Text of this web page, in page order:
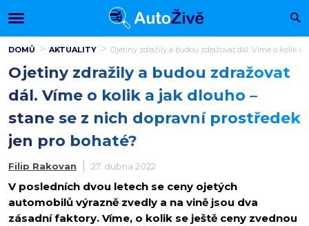
DOMŮ AKTUALITY Ojetiny zdražily a budou zdražovat dál. Víme o kolik
Ojetiny zdražily a budou zdražovat
dál. Víme o kolik a jak dlouho –
stane se z nich dopravní prostředek
jen pro bohaté?
Filip Rakovan 27. dubna 2022
V posledních dvou letech se ceny ojetých
automobilů výrazně zvedly a na vině jsou dva
zásadní faktory. Víme, o kolik se ještě ceny zvednou